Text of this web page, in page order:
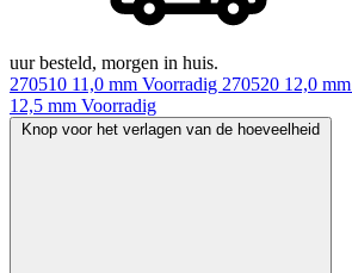
uur besteld, morgen in huis.
270510 11,0 mm Voorradig 270520 12,0 mm
12,5 mm Voorradig
Knop voor het verlagen van de hoeveelheid